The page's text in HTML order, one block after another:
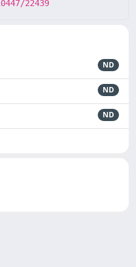
22439
ND
ND
ND